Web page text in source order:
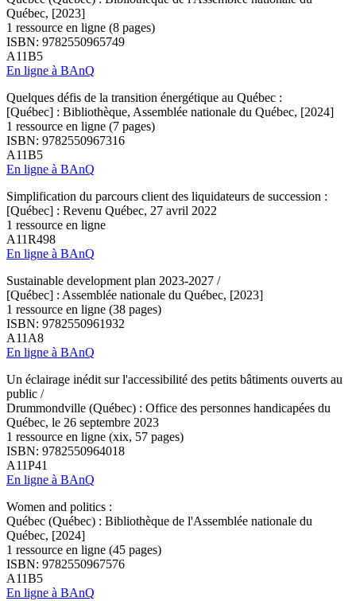
Québec, [2023]
1 ressource en ligne (8 pages)
ISBN: 9782550965749
A11B5
En ligne à BAnQ
Quelques défis de la transition énergétique au Québec :
[Québec] : Bibliothèque, Assemblée nationale du Québec, [2024]
1 ressource en ligne (7 pages)
ISBN: 9782550967316
A11B5
En ligne à BAnQ
Simplification du parcours client des liquidateurs de succession :
[Québec] : Revenu Québec, 27 avril 2022
1 ressource en ligne
A11R498
En ligne à BAnQ
Sustainable development plan 2023-2027 /
[Québec] : Assemblée nationale du Québec, [2023]
1 ressource en ligne (38 pages)
ISBN: 9782550961932
A11A8
En ligne à BAnQ
Un éclairage inédit sur l'accessibilité des petits bâtiments ouverts au
public /
Drummondville (Québec) : Office des personnes handicapées du
Québec, le 26 septembre 2023
1 ressource en ligne (xix, 57 pages)
ISBN: 9782550964018
A11P41
En ligne à BAnQ
Women and politics :
Québec (Québec) : Bibliothèque de l'Assemblée nationale du
Québec, [2024]
1 ressource en ligne (45 pages)
ISBN: 9782550967576
A11B5
En ligne à BAnQ